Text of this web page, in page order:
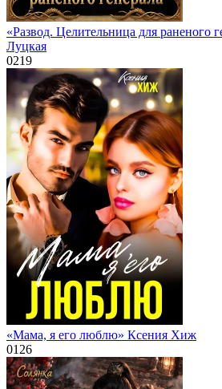
«Развод. Целительница для раненого
Луцкая
0219
«Мама, я его люблю» Ксения Хиж
0126